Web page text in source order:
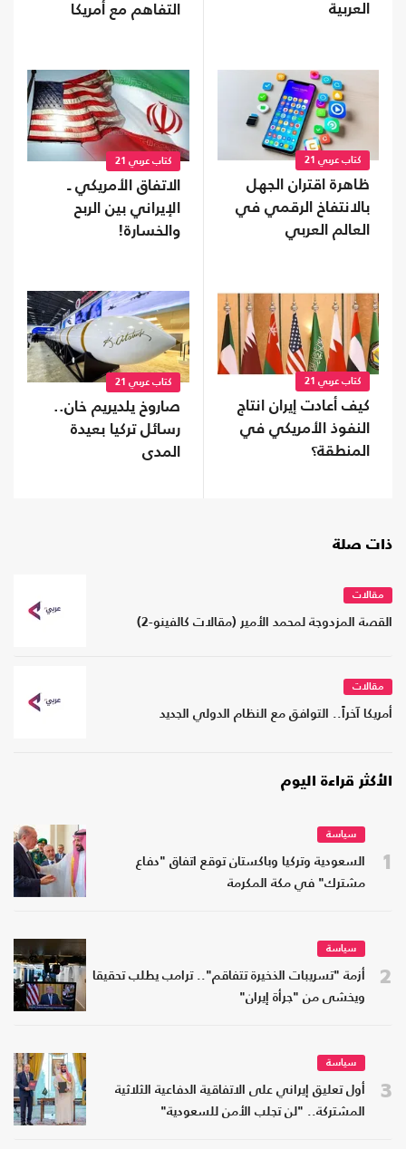
العربية
التفاهم مع أمريكا
كتاب عربي 21
ظاهرة اقتران الجهل
بالانتفاخ الرقمي في
العالم العربي
كتاب عربي 21
الاتفاق الأمريكي ـ
الإيراني بين الربح
والخسارة!
كتاب عربي 21
كيف أعادت إيران انتاج
النفوذ الأمريكي في
المنطقة؟
كتاب عربي 21
صاروخ يلديريم خان..
رسائل تركيا بعيدة
المدى
ذات صلة
مقالات
القصة المزدوجة لمحمد الأمير (مقالات كالفينو-2)
مقالات
أمريكا آخراً.. التوافق مع النظام الدولي الجديد
الأكثر قراءة اليوم
1
سياسة
السعودية وتركيا وباكستان توقع اتفاق "دفاع
مشترك" في مكة المكرمة
2
سياسة
أزمة "تسريبات الذخيرة تتفاقم".. ترامب يطلب تحقيقا
ويخشى من "جرأة إيران"
3
سياسة
أول تعليق إيراني على الاتفاقية الدفاعية الثلاثية
المشتركة.. "لن تجلب الأمن للسعودية"